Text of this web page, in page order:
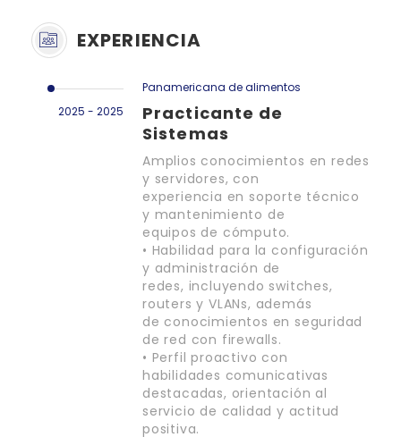
EXPERIENCIA
2025 - 2025
Panamericana de alimentos
Practicante de
Sistemas
Amplios conocimientos en redes
y servidores, con
experiencia en soporte técnico
y mantenimiento de
equipos de cómputo.
• Habilidad para la configuración
y administración de
redes, incluyendo switches,
routers y VLANs, además
de conocimientos en seguridad
de red con firewalls.
• Perfil proactivo con
habilidades comunicativas
destacadas, orientación al
servicio de calidad y actitud
positiva.